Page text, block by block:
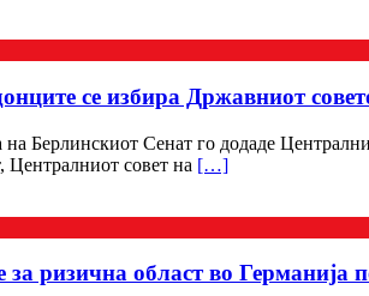
се избира Државниот
на Берлинскиот Сенат го додаде
Централниот совет на […]
за ризична област во Германија